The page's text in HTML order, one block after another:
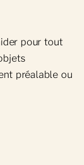
pour tout
préalable ou